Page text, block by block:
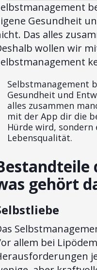
Gesundheit
Das alles
wollen wir
Selbstmanagement
Gesundheit und
alles zusammen
mit der App dir die
Hürde wird,
Lebensqualität.
gehört
allem bei